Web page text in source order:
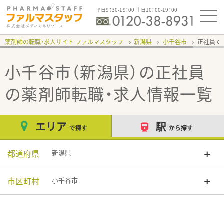
平日9：30-19：00 土日10：00-19：00
薬剤師の転職・求人サイト ファルマスタッフ 新潟県 小千谷市 正社員
小千谷市（新潟県）の正社員
の薬剤師転職・求人情報一覧
エリア で探す 駅 から探す
都道府県 新潟県
市区町村 小千谷市